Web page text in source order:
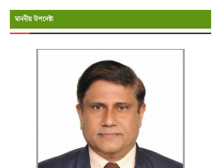
মাননীয় উপদেষ্টা